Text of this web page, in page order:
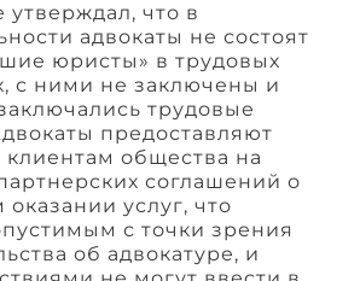
утверждал, что в
адвокаты не состоят
юристы» в трудовых
с ними не заключены и
трудовые
предоставляют
клиентам общества на
соглашений о
услуг, что
с точки зрения
об адвокатуре, и